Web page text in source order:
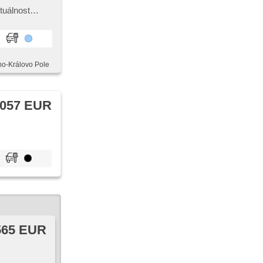
hands
Královo Pole
EUR
EUR